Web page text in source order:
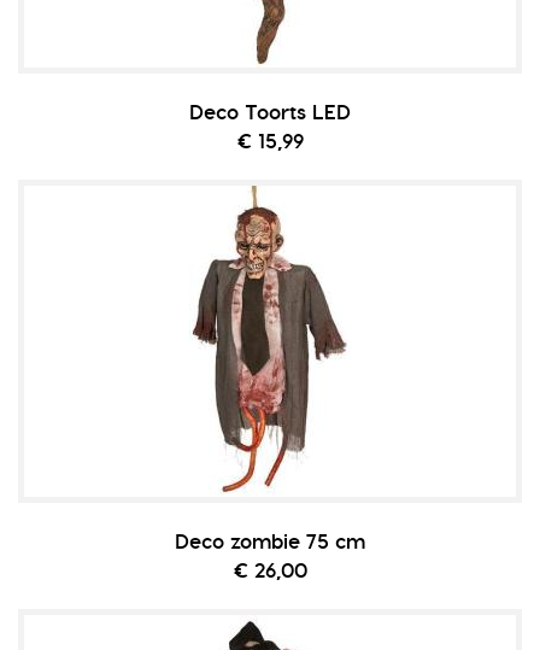
Deco Toorts LED
€ 15,99
Deco zombie 75 cm
€ 26,00